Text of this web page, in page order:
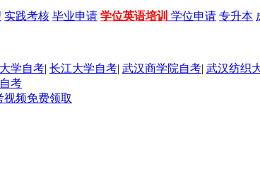
实践考核 毕业申请 学位英语培训 学位申请 专升本
学自考| 长江大学自考| 武汉商学院自考| 武汉纺织
考